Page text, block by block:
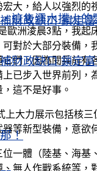
財政缺口 鎖定
！
這隻濡水撲火的
財政缺口 鎖定
大，給人以強烈的
歐洲淩晨3點，我起
對於大部分裝備，
們。因為閱兵前有
已步入世界前列，
這不是好事。
上大力展示包括核三
等新型裝備，意欲
一體（陸基、海基
無人作戰系統等，